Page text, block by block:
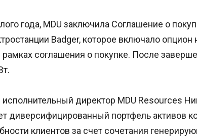
года, MDU заключила Соглашение о
Badger, которое включало опцион
рамках соглашения о покупке. После
директор MDU Resources
диверсифицированный портфель активов
клиентов за счет сочетания